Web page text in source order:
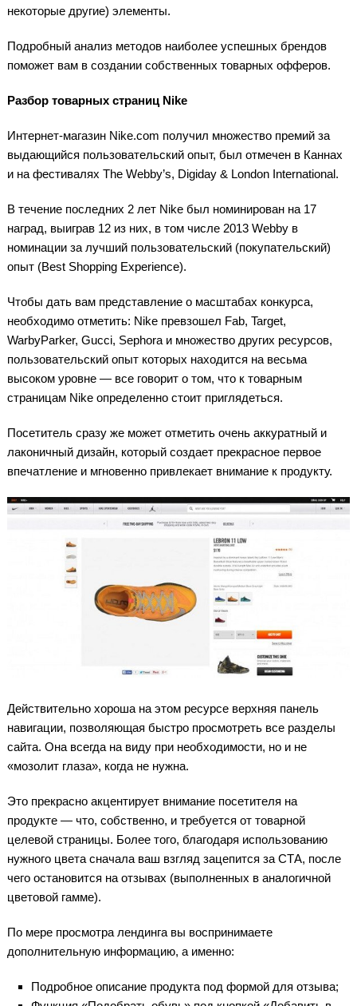
некоторые другие) элементы.
Подробный анализ методов наиболее успешных брендов
поможет вам в создании собственных товарных офферов.
Разбор товарных страниц Nike
Интернет-магазин Nike.com получил множество премий за
выдающийся пользовательский опыт, был отмечен в Каннах
и на фестивалях The Webby’s, Digiday & London International.
В течение последних 2 лет Nike был номинирован на 17
наград, выиграв 12 из них, в том числе 2013 Webby в
номинации за лучший пользовательский (покупательский)
опыт (Best Shopping Experience).
Чтобы дать вам представление о масштабах конкурса,
необходимо отметить: Nike превзошел Fab, Target,
WarbyParker, Gucci, Sephora и множество других ресурсов,
пользовательский опыт которых находится на весьма
высоком уровне — все говорит о том, что к товарным
страницам Nike определенно стоит приглядеться.
Посетитель сразу же может отметить очень аккуратный и
лаконичный дизайн, который создает прекрасное первое
впечатление и мгновенно привлекает внимание к продукту.
Действительно хороша на этом ресурсе верхняя панель
навигации, позволяющая быстро просмотреть все разделы
сайта. Она всегда на виду при необходимости, но и не
«мозолит глаза», когда не нужна.
Это прекрасно акцентирует внимание посетителя на
продукте — что, собственно, и требуется от товарной
целевой страницы. Более того, благодаря использованию
нужного цвета сначала ваш взгляд зацепится за СТА, после
чего остановится на отзывах (выполненных в аналогичной
цветовой гамме).
По мере просмотра лендинга вы воспринимаете
дополнительную информацию, а именно:
Подробное описание продукта под формой для отзыва;